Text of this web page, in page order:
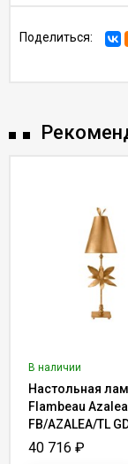
Поделиться:
В наличии
Настольная
Flambeau Azalea
FB/AZALEA/TL
40 716 ₽